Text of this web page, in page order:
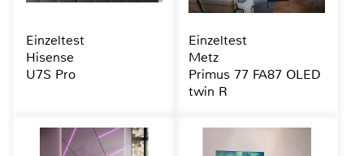
Einzeltest
Hisense
U7S Pro
Einzeltest
Metz
Primus 77 FA87 OLED
twin R